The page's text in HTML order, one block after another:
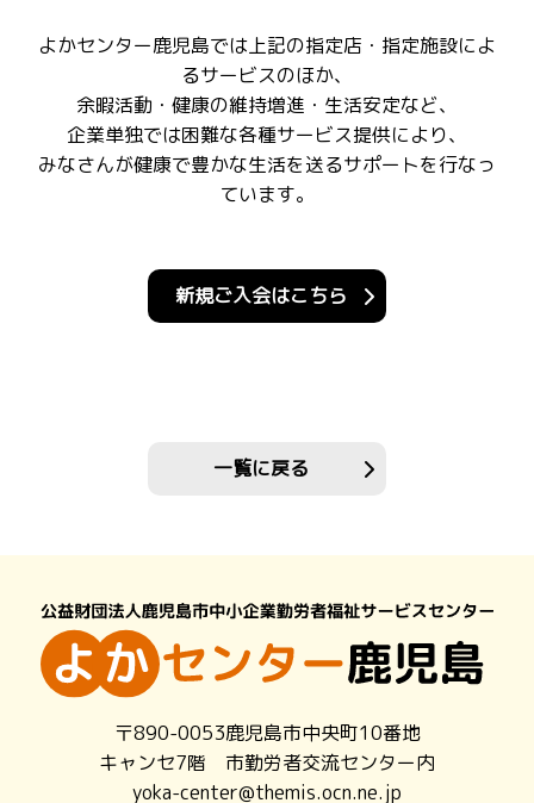
よかセンター鹿児島では上記の指定店・指定施設によ
るサービスのほか、
余暇活動・健康の維持増進・生活安定など、
企業単独では困難な各種サービス提供により、
みなさんが健康で豊かな生活を送るサポートを行なっ
ています。
新規ご入会はこちら
一覧に戻る
〒890-0053鹿児島市中央町10番地
キャンセ7階 市勤労者交流センター内
yoka-center@themis.ocn.ne.jp